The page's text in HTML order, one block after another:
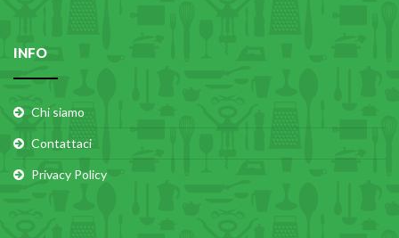
INFO
Chi siamo
Contattaci
Privacy Policy